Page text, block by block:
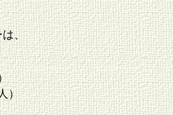
は、
）